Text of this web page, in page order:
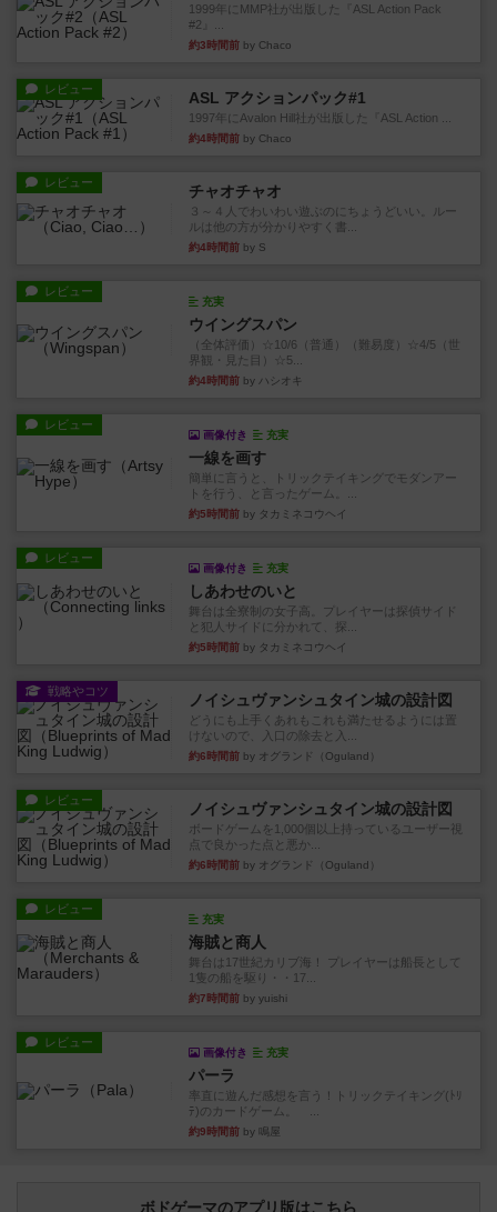
1999年にMMP社が出版した『ASL Action Pack
#2』...
約3時間前 by Chaco
レビュー ASL アクションパック#1
1997年にAvalon Hill社が出版した『ASL Action ...
約4時間前 by Chaco
レビュー チャオチャオ
３～４人でわいわい遊ぶのにちょうどいい。ルー
ルは他の方が分かりやすく書...
約4時間前 by S
レビュー
充実
ウイングスパン
（全体評価）☆10/6（普通）（難易度）☆4/5（世
界観・見た目）☆5...
約4時間前 by ハシオキ
レビュー
画像付き 充実
一線を画す
簡単に言うと、トリックテイキングでモダンアー
トを行う、と言ったゲーム。...
約5時間前 by タカミネコウヘイ
レビュー
画像付き 充実
しあわせのいと
舞台は全寮制の女子高。プレイヤーは探偵サイド
と犯人サイドに分かれて、探...
約5時間前 by タカミネコウヘイ
戦略やコツ ノイシュヴァンシュタイン城の設計図
どうにも上手くあれもこれも満たせるようには置
けないので、入口の除去と入...
約6時間前 by オグランド（Oguland）
レビュー ノイシュヴァンシュタイン城の設計図
ボードゲームを1,000個以上持っているユーザー視
点で良かった点と悪か...
約6時間前 by オグランド（Oguland）
レビュー
充実
海賊と商人
舞台は17世紀カリブ海！ プレイヤーは船長として
1隻の船を駆り・・17...
約7時間前 by yuishi
レビュー
画像付き 充実
パーラ
率直に遊んだ感想を言う！トリックテイキング(ﾄﾘ
ﾃ)のカードゲーム。 ...
約9時間前 by 鳴屋
ボドゲーマのアプリ版はこちら